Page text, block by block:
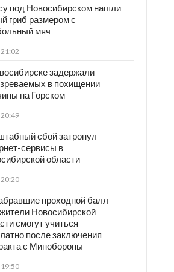
под Новосибирском нашли
гриб размером с
мяч
задержали
в похищении
на Горском
20:49
сбой затронул
сервисы в
области
20:20
проходной балл
Новосибирской
смогут учиться
после заключения
с Минобороны
19:50